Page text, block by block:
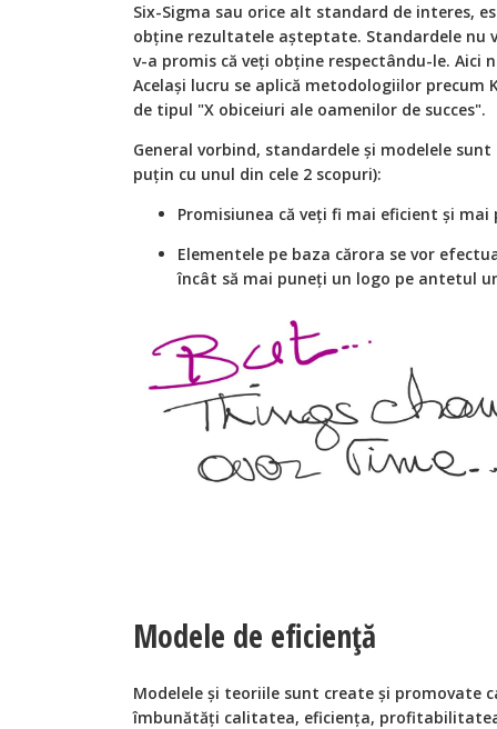
Six-Sigma sau orice alt standard de interes,
obține rezultatele așteptate. Standardele nu
v-a promis că veți obține respectându-le. Aici
Același lucru se aplică metodologiilor precum
de tipul "X obiceiuri ale oamenilor de succes".
General vorbind, standardele și modelele
puțin cu unul din cele 2 scopuri):
Promisiunea că veți fi mai eficient și
Elementele pe baza cărora se vor
încât să mai puneți un logo pe antetul
Modele de eficiență
Modelele și teoriile sunt create și promovate
îmbunătăți calitatea, eficiența,